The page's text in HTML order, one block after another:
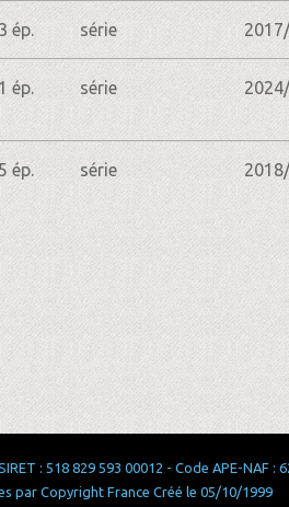
3 ép. série
1 ép. série 2024/
5 ép. série
: 518 829 593 00012 - Code APE-NAF :
par Copyright France Créé le 05/10/1999